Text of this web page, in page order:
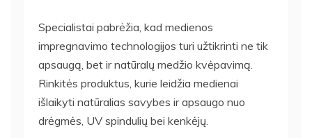
Specialistai pabrėžia, kad medienos
impregnavimo technologijos turi užtikrinti ne tik
apsaugą, bet ir natūralų medžio kvėpavimą.
Rinkitės produktus, kurie leidžia medienai
išlaikyti natūralias savybes ir apsaugo nuo
drėgmės, UV spindulių bei kenkėjų.